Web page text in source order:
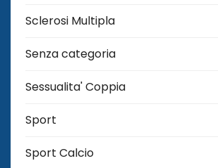
Sclerosi Multipla
Senza categoria
Sessualita' Coppia
Sport
Sport Calcio